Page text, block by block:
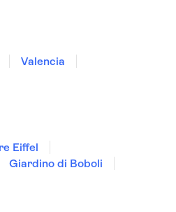
Valencia
Eiffel
Giardino di Boboli